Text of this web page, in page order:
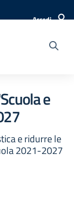
Accedi
e
e ridurre le
2021-2027